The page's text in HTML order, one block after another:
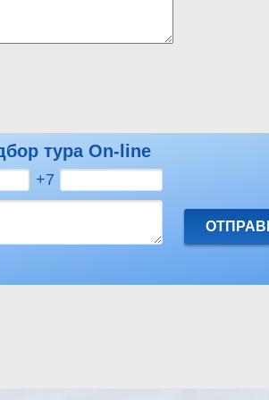
Посмотреть другие отзывы на Mercure Hurghada
тура On-line
+7